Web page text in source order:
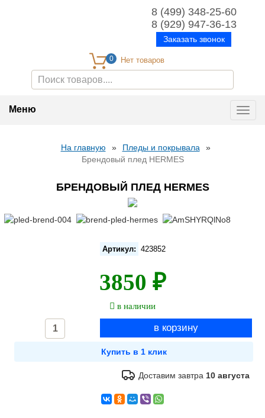
0
8 (499) 348-25-60
8 (929) 947-36-13
Заказать звонок
Меню
На главную » Пледы и покрывала
»
Брендовый плед HERMES
БРЕНДОВЫЙ ПЛЕД HERMES
Артикул: 423852
3850 ₽
в наличии
Доставим завтра 10 августа